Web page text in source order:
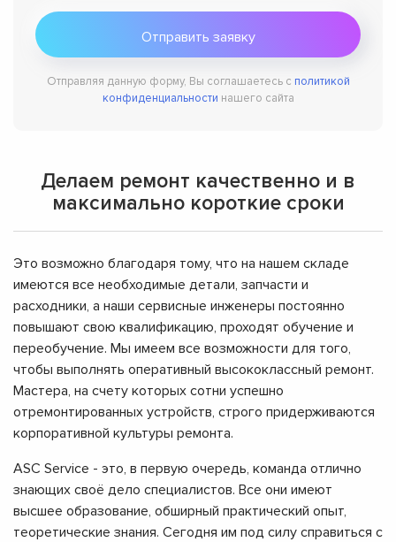
Отправляя данную форму, Вы соглашаетесь с политикой
конфиденциальности нашего сайта
Делаем ремонт качественно и в
максимально короткие сроки
Это возможно благодаря тому, что на нашем складе
имеются все необходимые детали, запчасти и
расходники, а наши сервисные инженеры постоянно
повышают свою квалификацию, проходят обучение и
переобучение. Мы имеем все возможности для того,
чтобы выполнять оперативный высококлассный ремонт.
Мастера, на счету которых сотни успешно
отремонтированных устройств, строго придерживаются
корпоративной культуры ремонта.
ASC Service - это, в первую очередь, команда отлично
знающих своё дело специалистов. Все они имеют
высшее образование, обширный практический опыт,
теоретические знания. Сегодня им под силу справиться с